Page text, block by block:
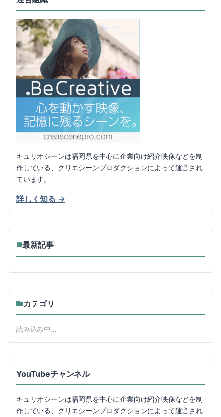
キュリオシーンは福岡県を中心に企業向け紹介映像などを制
作している、クリエシーンプロダクションによって運営され
ています。
詳しく知る →
■最新記事
カテゴリ
読み込み中...
YouTubeチャンネル
キュリオシーンは福岡県を中心に企業向け紹介映像などを制
作している、クリエシーンプロダクションによって運営され